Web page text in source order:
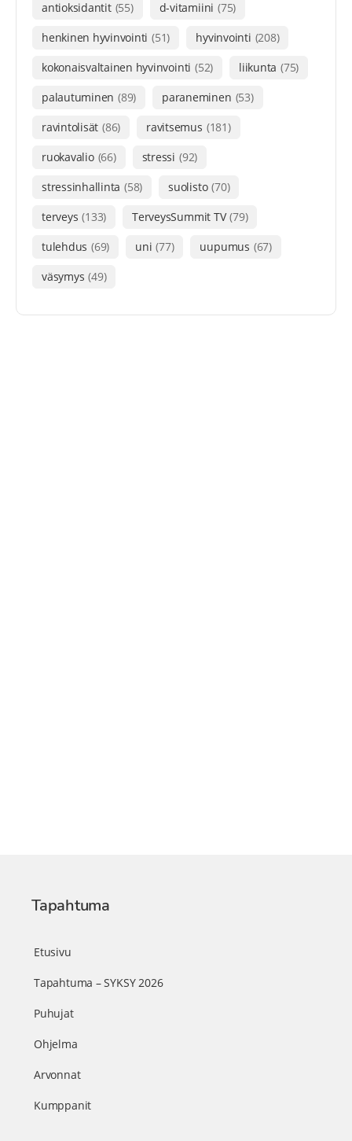
antioksidantit (55) d-vitamiini (75)
henkinen hyvinvointi (51) hyvinvointi (208)
kokonaisvaltainen hyvinvointi (52) liikunta (75)
palautuminen (89) paraneminen (53)
ravintolisät (86) ravitsemus (181)
ruokavalio (66) stressi (92)
stressinhallinta (58) suolisto (70)
terveys (133) TerveysSummit TV (79)
tulehdus (69) uni (77) uupumus (67)
väsymys (49)
Tapahtuma
Etusivu
Tapahtuma – SYKSY 2026
Puhujat
Ohjelma
Arvonnat
Kumppanit